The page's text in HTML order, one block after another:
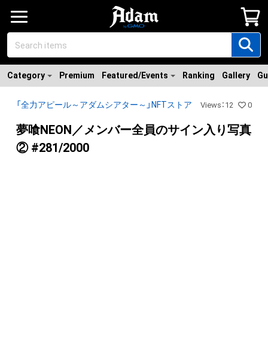
Category Premium Featured/Events Ranking Gallery
「全力アピール～アダムシアター～」NFTストア Views ： 12 0
夢喰NEON／メンバー全員のサイン入り写真
② #281/2000